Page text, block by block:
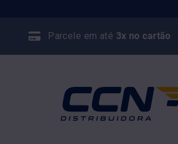
Parcele em até 3x no cartão